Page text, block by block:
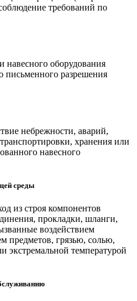
требований по
оборудования
письменного разрешения
небрежности, аварий,
хранения или
навесного
среды
из строя компонентов
прокладки, шланги,
воздействием
предметов, грязью, солью,
экстремальной температурой